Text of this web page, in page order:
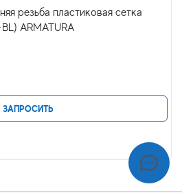
резьба пластиковая сетка
ARMATURA
ЗАПРОСИТЬ